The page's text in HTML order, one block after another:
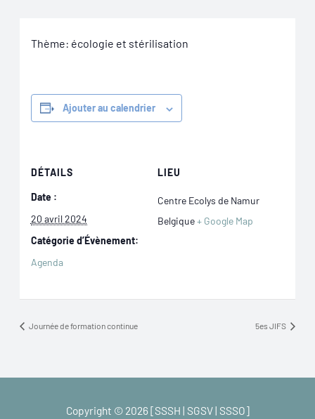
Thème: écologie et stérilisation
Ajouter au calendrier
DÉTAILS
Date :
20 avril 2024
Catégorie d’Évènement:
Agenda
LIEU
Centre Ecolys de Namur
Belgique+ Google Map
Journée de formation continue 5es JIFS
Copyright © 2026 [SSSH | SGSV | SSSO]